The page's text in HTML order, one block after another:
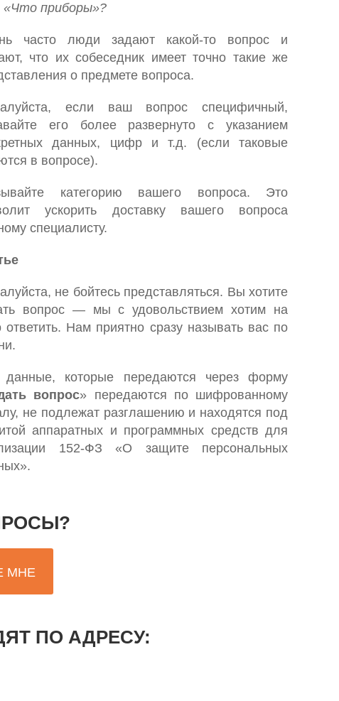
приборы»?
часто люди задают какой-то вопрос и
что их собеседник имеет точно такие же
о предмете вопроса.
если ваш вопрос специфичный,
его более развернуто с указанием
данных, цифр и т.д. (если таковые
в вопросе).
категорию вашего вопроса. Это
ускорить доставку вашего вопроса
специалисту.
не бойтесь представляться. Вы хотите
вопрос — мы с удовольствием хотим на
ответить. Нам приятно сразу называть вас по
данные, которые передаются через форму
вопрос» передаются по шифрованному
не подлежат разглашению и находятся под
аппаратных и программных средств для
152-ФЗ «О защите персональных
МНЕ
ПО АДРЕСУ: